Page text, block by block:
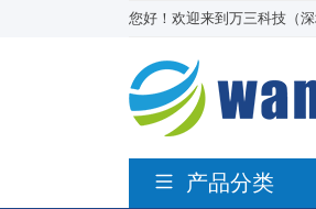
您好！欢迎来到万三科技（
产品分类